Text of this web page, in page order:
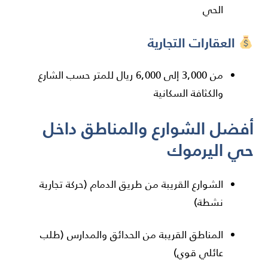
الحي
العقارات التجارية
من 3,000 إلى 6,000 ريال للمتر حسب الشارع
والكثافة السكانية
أفضل الشوارع والمناطق داخل
حي اليرموك
الشوارع القريبة من طريق الدمام (حركة تجارية
نشطة)
المناطق القريبة من الحدائق والمدارس (طلب
عائلي قوي)